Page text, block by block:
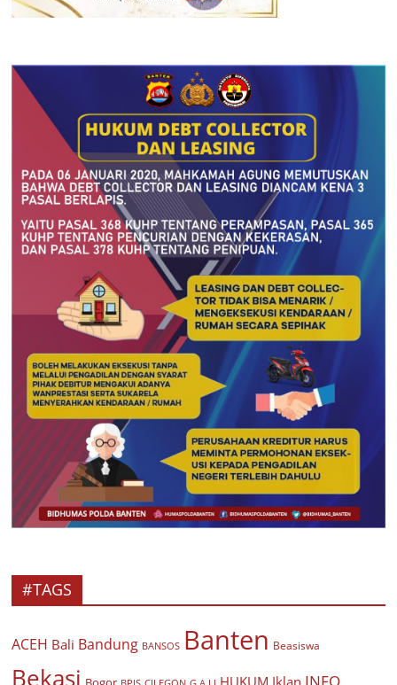
#TAGS
ACEH Bali Bandung BANSOS Banten Beasiswa
Bekasi HUKUM Iklan INFO